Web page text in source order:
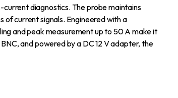
current diagnostics. The probe maintains
of current signals. Engineered with a
and peak measurement up to 50 A make it
and powered by a DC 12 V adapter, the